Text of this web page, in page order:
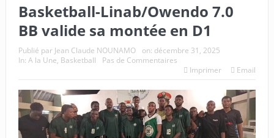
Basketball-Linab/Owendo 7.0
BB valide sa montée en D1
Publié par Jean Claude NOUNAMO on: décembre 31, 2025
In: A la Une, Basketball
Pas de Commentaires
Imprimer
Email